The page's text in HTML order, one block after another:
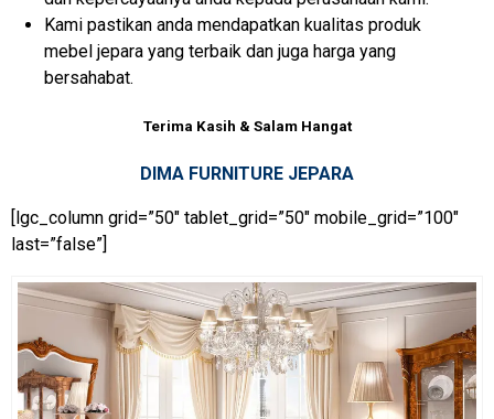
Kami pastikan anda mendapatkan kualitas produk
mebel jepara yang terbaik dan juga harga yang
bersahabat.
Terima Kasih & Salam Hangat
DIMA FURNITURE JEPARA
[lgc_column grid=”50″ tablet_grid=”50″ mobile_grid=”100″
last=”false”]